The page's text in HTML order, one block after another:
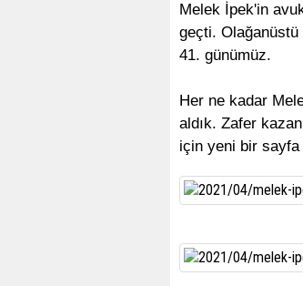
Melek İpek'in
geçti. Olağanüstü
41. günümüz.
Her ne kadar
aldık. Zafer
için yeni bir